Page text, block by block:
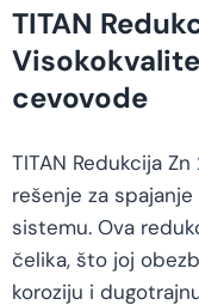
TITAN
cevovode
TITAN Redukcija
rešenje za
sistemu. Ova
čelika, što joj
koroziju i